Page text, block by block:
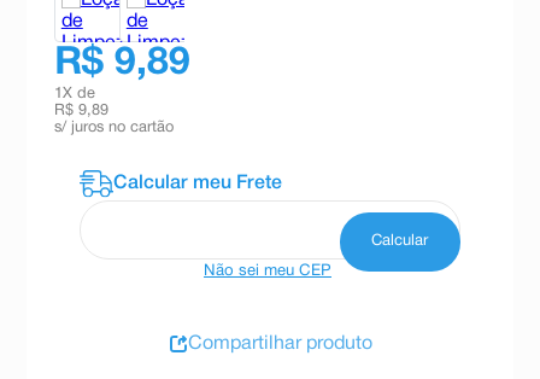
R$ 9,89
1 X de
R$ 9,89
s/ juros no cartão
Não sei meu CEP
Compartilhar produto